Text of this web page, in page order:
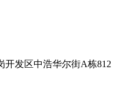
开发区中浩华尔街A栋812